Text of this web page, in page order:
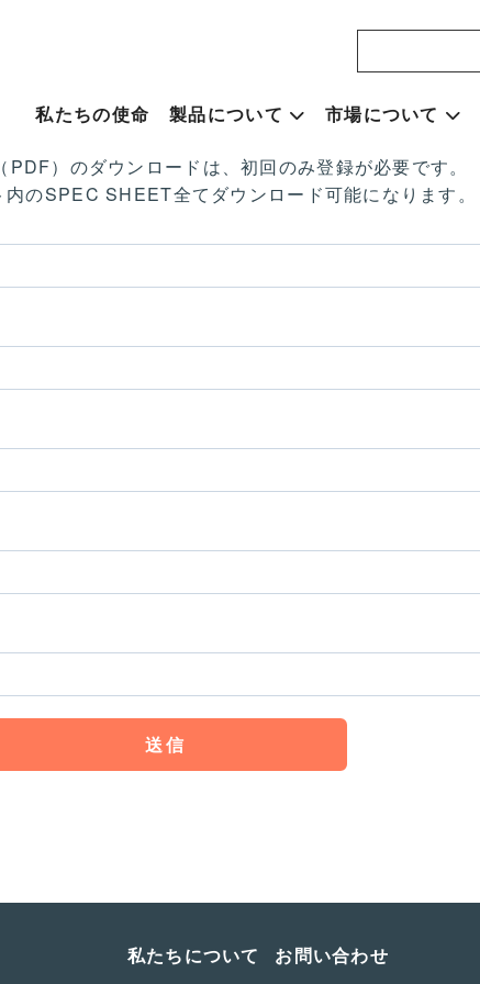
私たちの使命 製品について 市場について
）のダウンロードは、初回のみ登録が必要です。
のSPEC SHEET全てダウンロード可能になります。
私たちについて お問い合わせ